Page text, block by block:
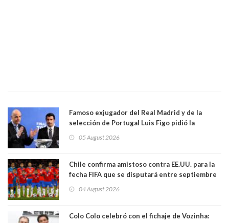
Famoso exjugador del Real Madrid y de la
selección de Portugal Luis Figo pidió la
comportamiento más bajo y cobarde que he
05 August 2026
Chile confirma amistoso contra EE.UU. para la
fecha FIFA que se disputará entre septiembre
04 August 2026
Colo Colo celebró con el fichaje de Vozinha: